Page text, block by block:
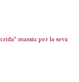
massiu per la seva